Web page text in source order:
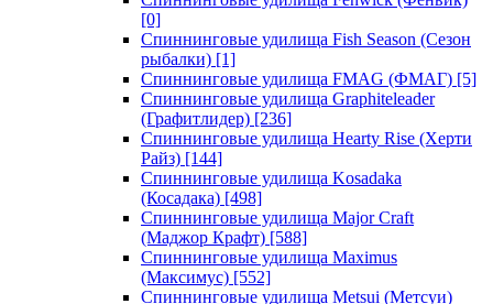
[0]
Спиннинговые удилища Fish Season (Сезон
рыбалки) [1]
Спиннинговые удилища FMAG (ФМАГ) [5]
Спиннинговые удилища Graphiteleader
(Графитлидер) [236]
Спиннинговые удилища Hearty Rise (Херти
Райз) [144]
Спиннинговые удилища Kosadaka
(Косадака) [498]
Спиннинговые удилища Major Craft
(Маджор Крафт) [588]
Спиннинговые удилища Maximus
(Максимус) [552]
Спиннинговые удилища Metsui (Метсуи)